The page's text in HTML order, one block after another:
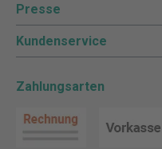
Presse
Kundenservice
Zahlungsarten